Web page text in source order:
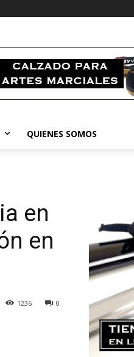
QUIENES SOMOS
en
en
0
1236